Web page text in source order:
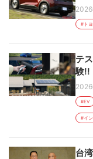
#ト
テ
験!!
#EV
#イ
台